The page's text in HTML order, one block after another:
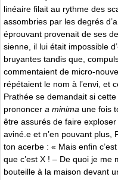
linéaire filait au rythme des
assombries par les degrés
éprouvant provenait de ses
sienne, il lui était impossible
bruyantes tandis que,
commentaient de micro-
répétaient le nom à l’envi, et
Prathée se demandait si
prononcer a minima une fois
être assurés de faire
aviné.e et n’en pouvant plus,
ton acerbe : « Mais enfin
que c’est X ! – De quoi je me
bouteille à la maison devant